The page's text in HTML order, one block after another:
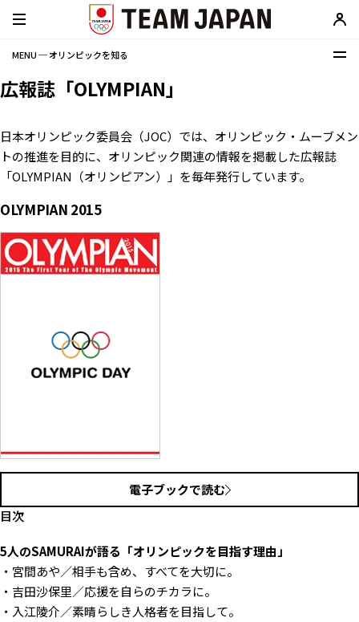
MENU ─ オリンピックを知る
広報誌「OLYMPIAN」
日本オリンピック委員会（JOC）では、オリンピック・ムーブメン
トの推進を目的に、オリンピック関連の情報を掲載した広報誌
「OLYMPIAN（オリンピアン）」を毎年発行しています。
OLYMPIAN 2015
電子ブックで読む
目次
5人のSAMURAIが語る「オリンピックを目指す理由」
・宮間あや／相手も含め、すべてを大切に。
・吉田沙保里／応援を自らのチカラに。
・入江陵介／素晴らしき人格者を目指して。